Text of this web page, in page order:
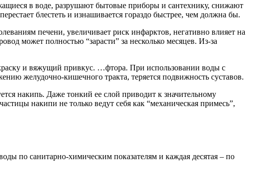
в воде, разрушают бытовые приборы и сантехнику, снижают
блестеть и изнашивается гораздо быстрее, чем должна бы.
печени, увеличивает риск инфарктов, негативно влияет на
может полностью “зарасти” за несколько месяцев. Из-за
и вяжущий привкус. …фтора. При использовании воды с
желудочно-кишечного тракта, теряется подвижность суставов.
накипь. Даже тонкий ее слой приводит к значительному
накипи не только ведут себя как “механическая примесь”,
по санитарно-химическим показателям и каждая десятая – по